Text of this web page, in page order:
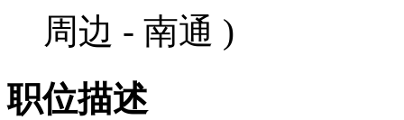
周边 - 南通 )
职位描述